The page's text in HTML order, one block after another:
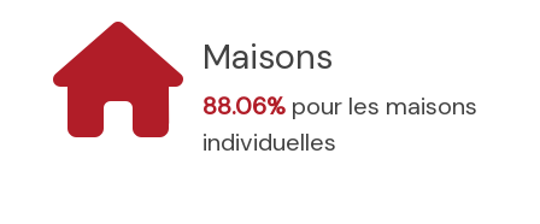
Maisons
88.06% pour les maisons
individuelles